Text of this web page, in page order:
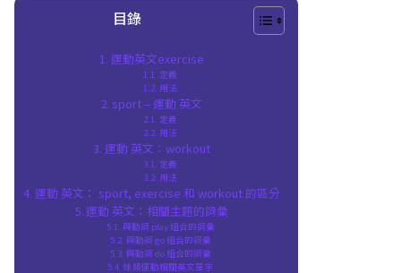
目錄
運動英文exercise
定義
用法
sport – 運動 英文
定義
用法
運動 英文：workout
定義
用法
運動 英文： sport, exercise 和 workout 的區分
運動 英文：相關主題的詞彙
與動詞 play 組合的詞彙
與動詞 go 組合的詞彙
與動詞 do 組合的詞彙
球類運動相關英文單字